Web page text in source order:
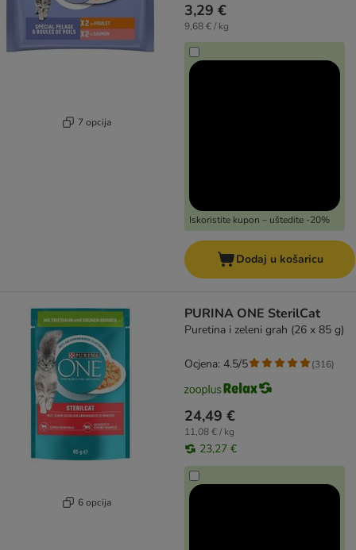
7 opcija
3,29 €
9,68 € / kg
Iskoristite kupon – uštedite -20%
Dodaj u košaricu
6 opcija
PURINA ONE SterilCat
Puretina i zeleni grah (26 x 85 g)
24,49 €
11,08 € / kg
23,27 €
Ocjena: 4.5/5 (316)